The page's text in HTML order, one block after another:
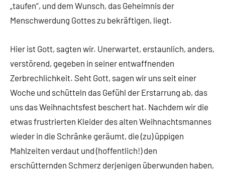
„taufen“, und dem Wunsch, das Geheimnis der
Menschwerdung Gottes zu bekräftigen, liegt.
Hier ist Gott, sagten wir. Unerwartet, erstaunlich, anders,
verstörend, gegeben in seiner entwaffnenden
Zerbrechlichkeit. Seht Gott, sagen wir uns seit einer
Woche und schütteln das Gefühl der Erstarrung ab, das
uns das Weihnachtsfest beschert hat. Nachdem wir die
etwas frustrierten Kleider des alten Weihnachtsmannes
wieder in die Schränke geräumt, die (zu) üppigen
Mahlzeiten verdaut und (hoffentlich!) den
erschütternden Schmerz derjenigen überwunden haben,